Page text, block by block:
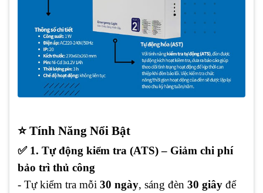
⭐ Tính Năng Nổi Bật
✅ 1. Tự động kiểm tra (ATS) – Giảm chi phí
bảo trì thủ công
- Tự kiểm tra mỗi 30 ngày, sáng đèn 30 giây để